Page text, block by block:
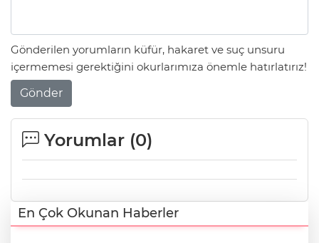
Gönderilen yorumların küfür, hakaret ve suç unsuru
içermemesi gerektiğini okurlarımıza önemle hatırlatırız!
Gönder
Yorumlar (0)
En Çok Okunan Haberler